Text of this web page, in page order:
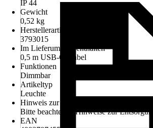
IP 44
Gewicht
0,52 kg
Herstellerartikelnummer
3793015
Im Lieferumfang enthalten
0,5 m USB-C-Kabel
Funktionen
Dimmbar
Artikeltyp
Leuchte
Hinweis zur Entsorgung
Bitte beachte die Hinweise zur Entsorgung
EAN